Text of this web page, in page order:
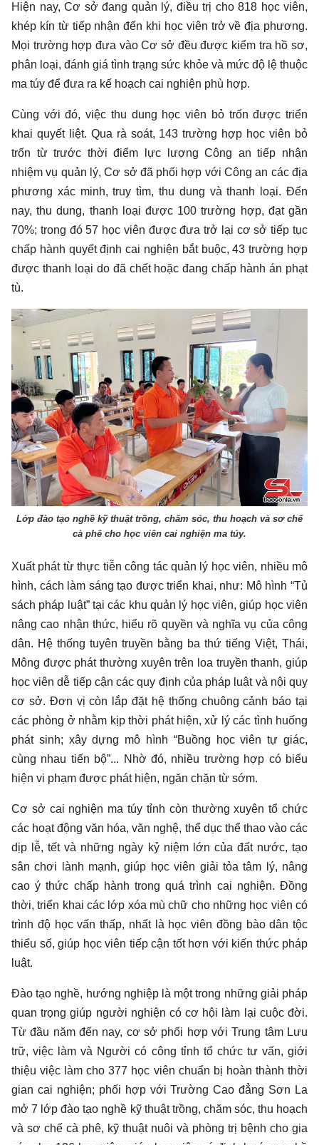
Hiện nay, Cơ sở đang quản lý, điều trị cho 818 học viên,
khép kín từ tiếp nhận đến khi học viên trở về địa phương.
Mọi trường hợp đưa vào Cơ sở đều được kiểm tra hồ sơ,
phân loại, đánh giá tình trạng sức khỏe và mức độ lệ thuộc
ma túy để đưa ra kế hoạch cai nghiện phù hợp.
Cùng với đó, việc thu dung học viên bỏ trốn được triển
khai quyết liệt. Qua rà soát, 143 trường hợp học viên bỏ
trốn từ trước thời điểm lực lượng Công an tiếp nhận
nhiệm vụ quản lý, Cơ sở đã phối hợp với Công an các địa
phương xác minh, truy tìm, thu dung và thanh loại. Đến
nay, thu dung, thanh loại được 100 trường hợp, đạt gần
70%; trong đó 57 học viên được đưa trở lại cơ sở tiếp tục
chấp hành quyết định cai nghiện bắt buộc, 43 trường hợp
được thanh loại do đã chết hoặc đang chấp hành án phạt
tù.
Lớp đào tạo nghề kỹ thuật trồng, chăm sóc, thu hoạch và sơ chế
cà phê cho học viên cai nghiện ma túy.
Xuất phát từ thực tiễn công tác quản lý học viên, nhiều mô
hình, cách làm sáng tạo được triển khai, như: Mô hình “Tủ
sách pháp luật” tại các khu quản lý học viên, giúp học viên
nâng cao nhận thức, hiểu rõ quyền và nghĩa vụ của công
dân. Hệ thống tuyên truyền bằng ba thứ tiếng Việt, Thái,
Mông được phát thường xuyên trên loa truyền thanh, giúp
học viên dễ tiếp cận các quy định của pháp luật và nội quy
cơ sở. Đơn vị còn lắp đặt hệ thống chuông cảnh báo tại
các phòng ở nhằm kịp thời phát hiện, xử lý các tình huống
phát sinh; xây dựng mô hình “Buồng học viên tự giác,
cùng nhau tiến bộ”... Nhờ đó, nhiều trường hợp có biểu
hiện vi phạm được phát hiện, ngăn chặn từ sớm.
Cơ sở cai nghiện ma túy tỉnh còn thường xuyên tổ chức
các hoạt động văn hóa, văn nghệ, thể dục thể thao vào các
dịp lễ, tết và những ngày kỷ niệm lớn của đất nước, tạo
sân chơi lành mạnh, giúp học viên giải tỏa tâm lý, nâng
cao ý thức chấp hành trong quá trình cai nghiện. Đồng
thời, triển khai các lớp xóa mù chữ cho những học viên có
trình độ học vấn thấp, nhất là học viên đồng bào dân tộc
thiểu số, giúp học viên tiếp cận tốt hơn với kiến thức pháp
luật.
Đào tạo nghề, hướng nghiệp là một trong những giải pháp
quan trọng giúp người nghiện có cơ hội làm lại cuộc đời.
Từ đầu năm đến nay, cơ sở phối hợp với Trung tâm Lưu
trữ, việc làm và Người có công tỉnh tổ chức tư vấn, giới
thiệu việc làm cho 377 học viên chuẩn bị hoàn thành thời
gian cai nghiện; phối hợp với Trường Cao đẳng Sơn La
mở 7 lớp đào tạo nghề kỹ thuật trồng, chăm sóc, thu hoạch
và sơ chế cà phê, kỹ thuật nuôi và phòng trị bệnh cho gia